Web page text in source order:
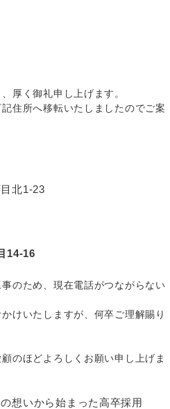
厚く御礼申し上げます。
住所へ移転いたしましたのでご案
北1-23
14-16
のため、現在電話がつながらない
けいたしますが、何卒ご理解賜り
のほどよろしくお願い申し上げま
想いから始まった高卒採用